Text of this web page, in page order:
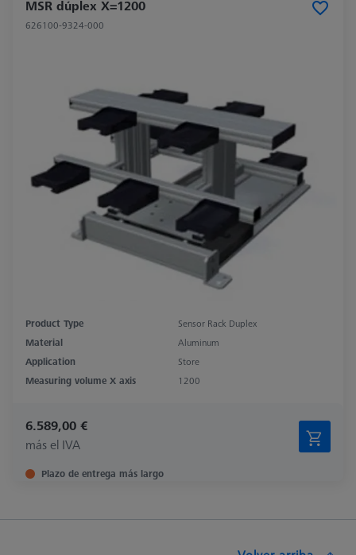
MSR dúplex X=1200
626100-9324-000
Product Type
Sensor Rack Duplex
Material
Aluminum
Application
Store
Measuring volume X axis
1200
6.589,00 €
más el IVA
Plazo de entrega más largo